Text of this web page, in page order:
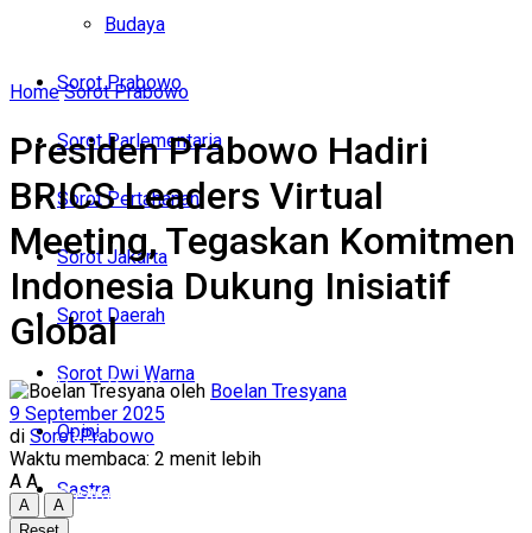
Budaya
Sorot Prabowo
Sorot Parlementaria
Sorot Pertahanan
Sorot Jakarta
Sorot Daerah
Sorot Dwi Warna
Opini
Sastra
Sorot Parlementaria
Sorot Pertahanan
Sorot Jakarta
Sorot Daerah
Sorot Dwi Warna
Opini
Sastra
Home Sorot Prabowo
Presiden Prabowo Hadiri
BRICS Leaders Virtual
Meeting, Tegaskan Komitmen
Indonesia Dukung Inisiatif
Global
oleh Boelan Tresyana
9 September 2025
di Sorot Prabowo
Waktu membaca: 2 menit lebih
A A
A
A